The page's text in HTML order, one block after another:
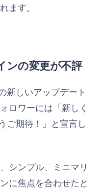
ます。
ンの変更が不評
新しいアップデート
ロワーには「新しく
ご期待！」と宣言し
シンプル、ミニマリ
に焦点を合わせたと